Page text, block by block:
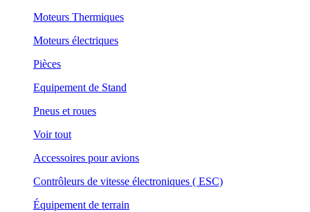
Moteurs Thermiques
Moteurs électriques
Pièces
Equipement de Stand
Pneus et roues
Voir tout
Accessoires pour avions
Contrôleurs de vitesse électroniques ( ESC)
Équipement de terrain